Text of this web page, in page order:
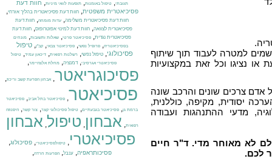
למטרה לעבוד תוך שיתוף
נציגו וכל זאת במקצועיות
צרכים שונים והרכב שונה
יסודית, מקיפה, כוללנית,
מדעי ההתנהגות ועבודה
לא מאוחר מדי. ד"ר חיים
לכם.
תגובתי,טיפול באומנות,תופעות לוואי מיניות, חוות דעת
פסיכיאטרית משפטית,חוות דעת פסיכיאטרית בהליך אזרחי,
חוות דעת פסיכיאטרית משלימה, עדות מומחה, חוות דעת
פסיכיאטרית לצוואה,חוות דעת למינוי אפוטרופוס,חוות דעת
פסיכיאטרית נגדית,פסיכיאטר פרטי,שאלות ותשובות,מונחים
בפסיכיאטריה,פרופיל נפשי,פסיכיאטר צבאי,קב"ן,טיפול
פסיכולוגי, טיפול נפשי, רשלנות רפואית, דיכאון עמיד, טיפול
פסיכיאטרי אגרסיבי,דמנציה, מחלת אלצהיימר,
פסיכוגריאטר, אבחון הפרעת קשב וריכוז,
פסיכיאטר, פסיכיאטר בתל אביב, פסיכיאטר
ברמת גן, פסיכיאטר בגבעתיים, טיפול פסיכולוגי קצר, צור קשר, היפנוזה
רפואית, אבחון, טיפול, אבחון
פסיכיאטרי, טיפולפסיכיאטרי, פסיכולוג,
פסיכותראפיה, ענבל, הפרעות חרדה,